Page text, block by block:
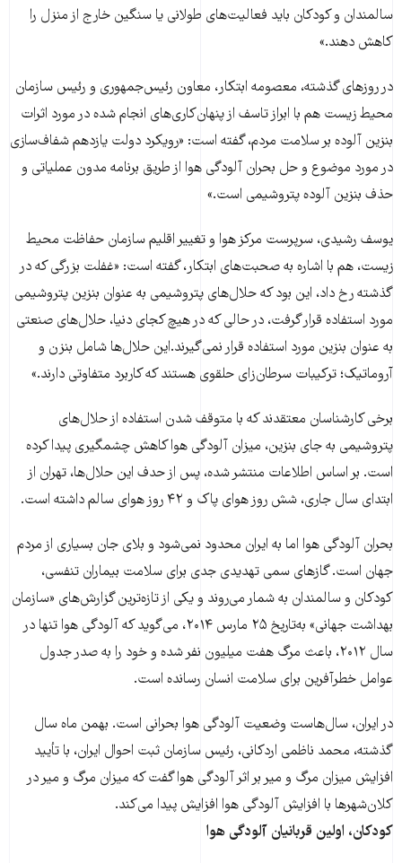
سالمندان و کودکان باید فعالیت‌های طولانی یا سنگین خارج از منزل را
کاهش دهند.»
در روزهای گذشته، معصومه ابتکار، معاون رئیس‌جمهوری و رئیس سازمان
محیط زیست هم با ابراز تاسف از پنهان‌کاری‌های انجام شده در مورد اثرات
بنزین آلوده بر سلامت مردم، گفته است: «رویکرد دولت یازدهم شفاف‌سازی
در مورد موضوع و حل بحران آلودگی هوا از طریق برنامه مدون عملیاتی و
حذف بنزین آلوده پتروشیمی است.»
یوسف رشیدی، سرپرست مرکز هوا و تغییر اقلیم سازمان حفاظت محیط
زیست، هم با اشاره به صحبت‌های ابتکار، گفته است: «غفلت بزرگی که در
گذشته رخ داد، این بود که حلال‌های پتروشیمی به عنوان بنزین پتروشیمی
مورد استفاده قرار گرفت، در حالی که در هیچ کجای دنیا، حلال‌های صنعتی
به ‌عنوان بنزین مورد استفاده قرار نمی‌گیرند.این حلال‌ها شامل بنزن و
آروماتیک؛ ترکیبات سرطان‌زای حلقوی هستند که کاربرد متفاوتی دارند.»
برخی کارشناسان معتقدند که با متوقف شدن استفاده از حلال‌های
پتروشیمی به جای بنزین، میزان آلودگی هوا کاهش چشمگیری پیدا کرده
است. بر اساس اطلاعات منتشر شده، پس از حدف این حلال‌ها، تهران از
ابتدای سال جاری، شش روز هوای پاک و ۴۲ روز هوای سالم داشته است.
بحران آلودگی هوا اما به ایران محدود نمی‌شود و بلای جان بسیاری از مردم
جهان است. گازهای سمی تهدیدی جدی برای سلامت بیماران تنفسی،
کودکان و سالمندان به شمار می‌روند و یکی از تازه‌ترین گزارش‌های «سازمان
بهداشت جهانی» به‌تاریخ ۲۵ مارس ۲۰۱۴، می‌گوید که آلودگی هوا تنها در
سال ۲۰۱۲، باعث مرگ هفت میلیون نفر شده و خود را به صدر جدول
عوامل خطر‌‌آفرین برای سلامت انسان رسانده است.
در ایران، سال‌هاست وضعیت آلودگی هوا بحرانی است. بهمن‌ ماه سال
گذشته، محمد ناظمی اردکانی، رئیس سازمان ثبت احوال ایران، با تأیید
افزایش میزان مرگ و میر بر اثر آلودگی هوا گفت که ‌میزان مرگ و میر در
کلان‌شهرها با افزایش آلودگی هوا افزایش پیدا می‌کند.
کودکان، اولین قربانیان آلودگی هوا